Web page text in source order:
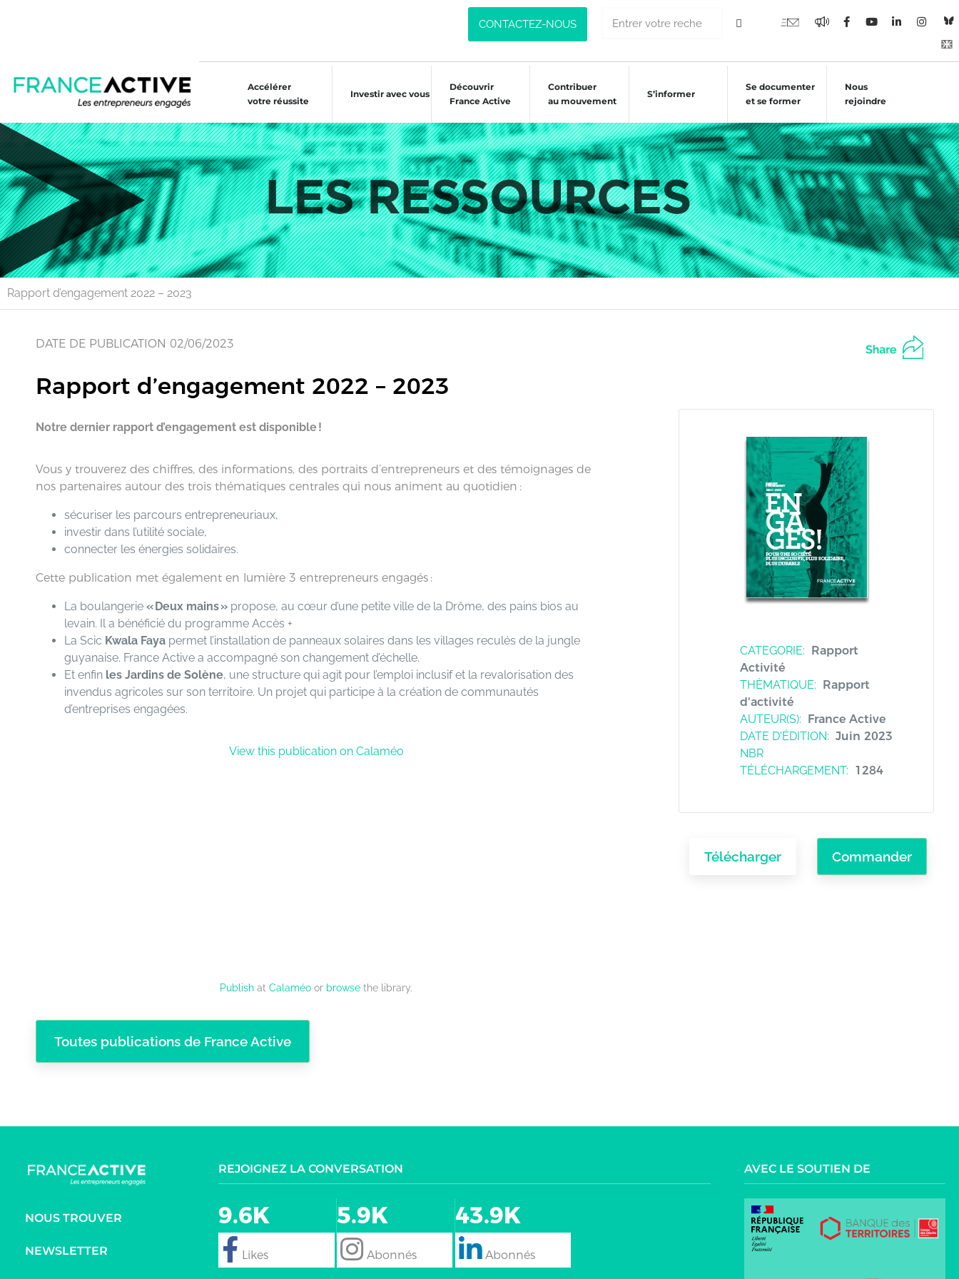
CONTACTEZ-NOUS
Accélérer
votre réussite
Investir avec vous
Découvrir
France Active
Contribuer
au mouvement
S’informer
Se documenter
et se former
Nous
rejoindre
Rapport d’engagement 2022 – 2023
DATE DE PUBLICATION 02/06/2023
Rapport d’engagement 2022 – 2023
Notre dernier rapport d’engagement est disponible !
Vous y trouverez des chiffres, des informations, des portraits d’entrepreneurs et des témoignages de
nos partenaires autour des trois thématiques centrales qui nous animent au quotidien :
sécuriser les parcours entrepreneuriaux,
investir dans l’utilité sociale,
connecter les énergies solidaires.
Cette publication met également en lumière 3 entrepreneurs engagés :
La boulangerie « Deux mains » propose, au cœur d’une petite ville de la Drôme, des pains bios au
levain. Il a bénéficié du programme Accès +
La Scic Kwala Faya permet l’installation de panneaux solaires dans les villages reculés de la jungle
guyanaise. France Active a accompagné son changement d’échelle.
Et enfin les Jardins de Solène, une structure qui agit pour l’emploi inclusif et la revalorisation des
invendus agricoles sur son territoire. Un projet qui participe à la création de communautés
d’entreprises engagées.
View this publication on Calaméo
Publish at Calaméo or browse the library.
Toutes publications de France Active
CATEGORIE:
Rapport
Activité
THÈMATIQUE:
Rapport
d'activité
AUTEUR(S):
France Active
DATE D'ÉDITION: Juin 2023
NBR
TÉLÉCHARGEMENT: 1284
Télécharger Commander
NOUS TROUVER
NEWSLETTER
REJOIGNEZ LA CONVERSATION
9.6K
follow
5.9K
follow
43.9K
Follow
AVEC LE SOUTIEN DE